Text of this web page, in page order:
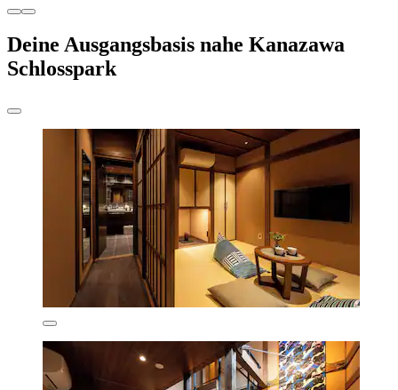
Deine Ausgangsbasis nahe Kanazawa
Schlosspark